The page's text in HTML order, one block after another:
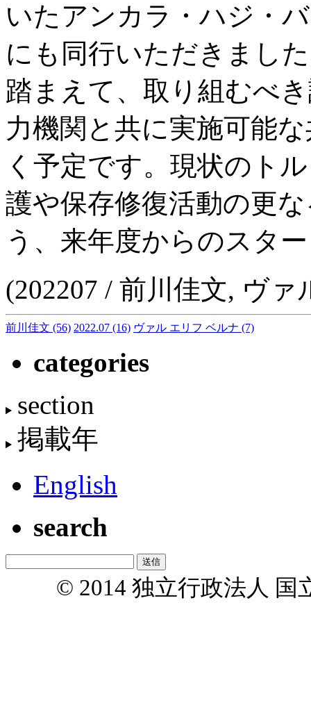
いたアンカラ・ハジ・
にも同行いただきまし
踏まえて、取り組むべ
力機関と共に実施可能
く予定です。現状のト
護や保存修復活動の更
う、来年度からのスタ
(202207 / 前川佳文, ヴ
前川佳文 (56) 2022.07 (16) ヴァル エリフ ベルナ (7)
categories
section
掲載年
English
search
© 2014 独立行政法人 国